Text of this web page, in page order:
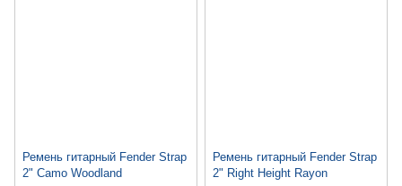
Ремень гитарный Fender Strap
2" Camo Woodland
Ремень гитарный Fender Strap
2" Right Height Rayon